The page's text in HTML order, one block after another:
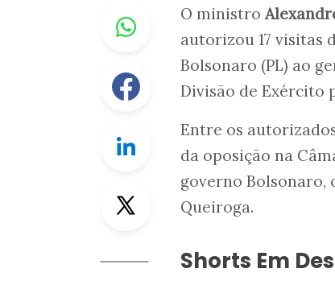
Whastapp
Facebook
Linkedin
Twitter
O ministro
autorizou 17 visitas
Bolsonaro (PL) ao
Divisão de Exército
Entre os
da oposição na
governo Bolsonaro,
Queiroga.
Shorts Em